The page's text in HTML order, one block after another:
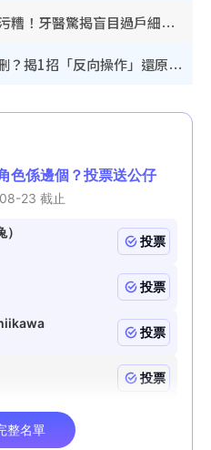
牙線棒亂用隨時越清越污糟！牙醫驚揭盲目過戶細菌恐致蛀牙：呢種先係日常真保養
WhatsApp預設貼圖點刪？揭1招「反向操作」還原簡潔介面 附3步實測教學